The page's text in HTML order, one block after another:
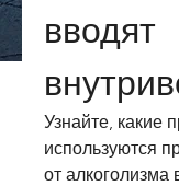
вводят
Узнайте, какие
используются
от алкоголизма